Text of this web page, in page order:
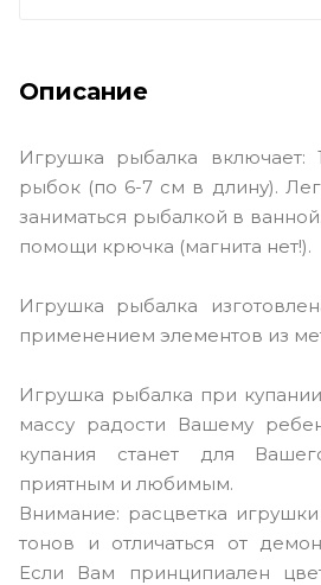
Описание
Игрушка рыбалка включает:
рыбок (по 6-7 см в длину).
заниматься рыбалкой в
помощи крючка (магнита нет!).
Игрушка рыбалка
применением элементов из
Игрушка рыбалка при
массу радости Вашему
купания станет для
приятным и любимым.
Внимание: расцветка
тонов и отличаться от
Если Вам принципиален